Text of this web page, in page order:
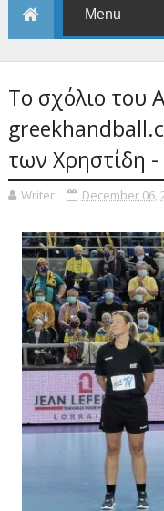
Το σχόλιο του
των Χρηστίδη
Writer December 06,